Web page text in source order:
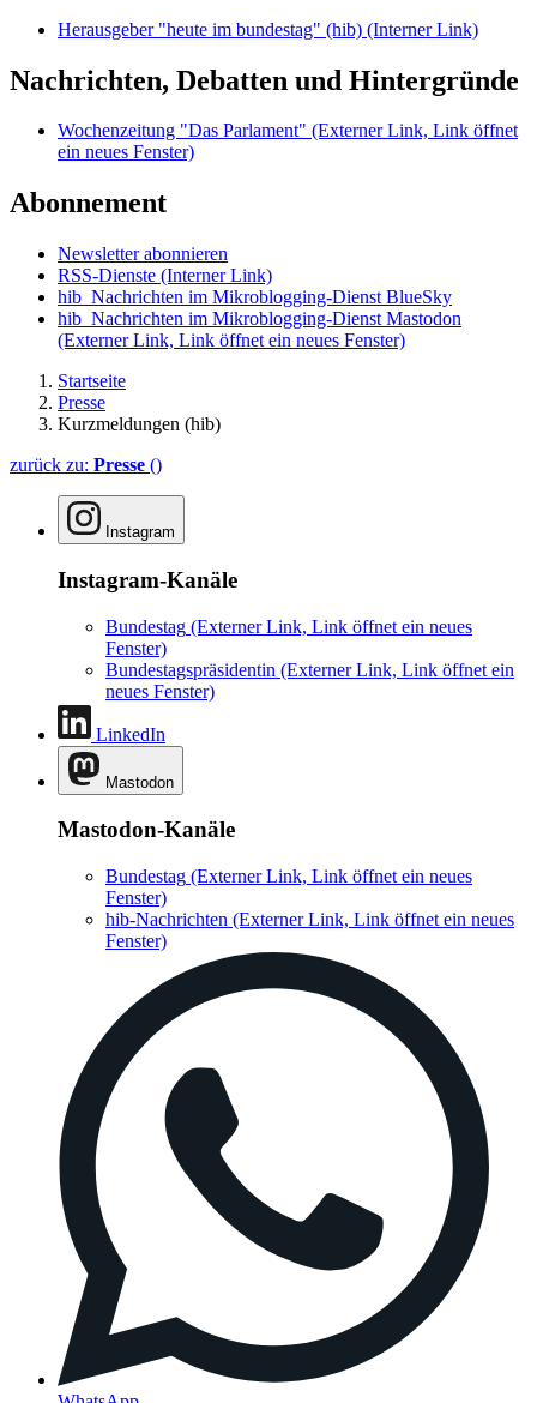
Herausgeber "heute im bundestag" (hib) (Interner Link)
Nachrichten, Debatten und Hintergründe
Wochenzeitung "Das Parlament" (Externer Link, Link öffnet
ein neues Fenster)
Abonnement
Newsletter abonnieren
RSS-Dienste (Interner Link)
hib_Nachrichten im Mikroblogging-Dienst BlueSky
hib_Nachrichten im Mikroblogging-Dienst Mastodon
(Externer Link, Link öffnet ein neues Fenster)
Startseite
Presse
Kurzmeldungen (hib)
zurück zu: Presse ()
Instagram
Instagram-Kanäle
Bundestag (Externer Link, Link öffnet ein neues
Fenster)
Bundestagspräsidentin (Externer Link, Link öffnet ein
neues Fenster)
LinkedIn
Mastodon
Mastodon-Kanäle
Bundestag (Externer Link, Link öffnet ein neues
Fenster)
hib-Nachrichten (Externer Link, Link öffnet ein neues
Fenster)